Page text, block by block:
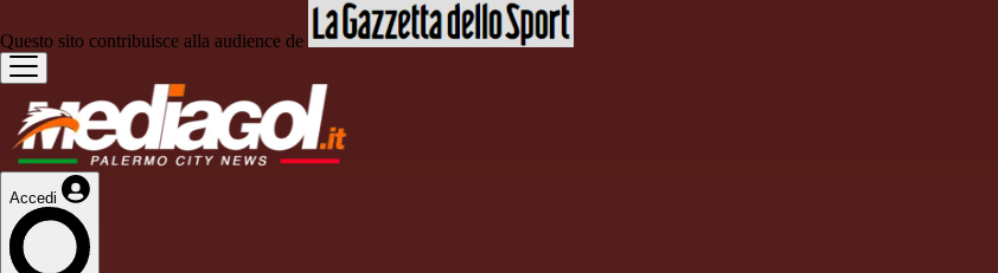
Questo sito contribuisce alla audience de
Accedi